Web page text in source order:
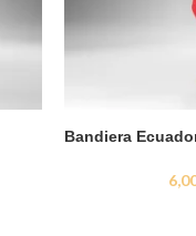
Bandiera